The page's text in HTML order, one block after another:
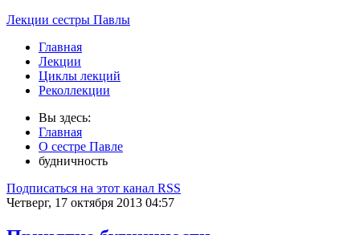
Лекции сестры Павлы
Главная
Лекции
Циклы лекций
Реколлекции
Вы здесь:
Главная
О сестре Павле
будничность
Подписаться на этот канал RSS
Четверг, 17 октября 2013 04:57